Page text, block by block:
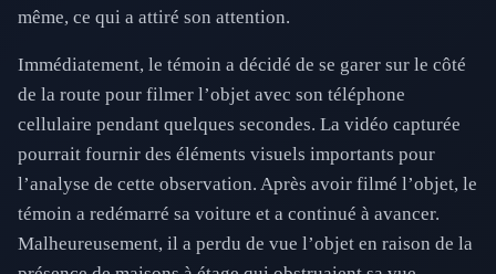
même, ce qui a attiré son attention.
Immédiatement, le témoin a décidé de se garer sur le côté
de la route pour filmer l’objet avec son téléphone
cellulaire pendant quelques secondes. La vidéo capturée
pourrait fournir des éléments visuels importants pour
l’analyse de cette observation. Après avoir filmé l’objet, le
témoin a redémarré sa voiture et a continué à avancer.
Malheureusement, il a perdu de vue l’objet en raison de la